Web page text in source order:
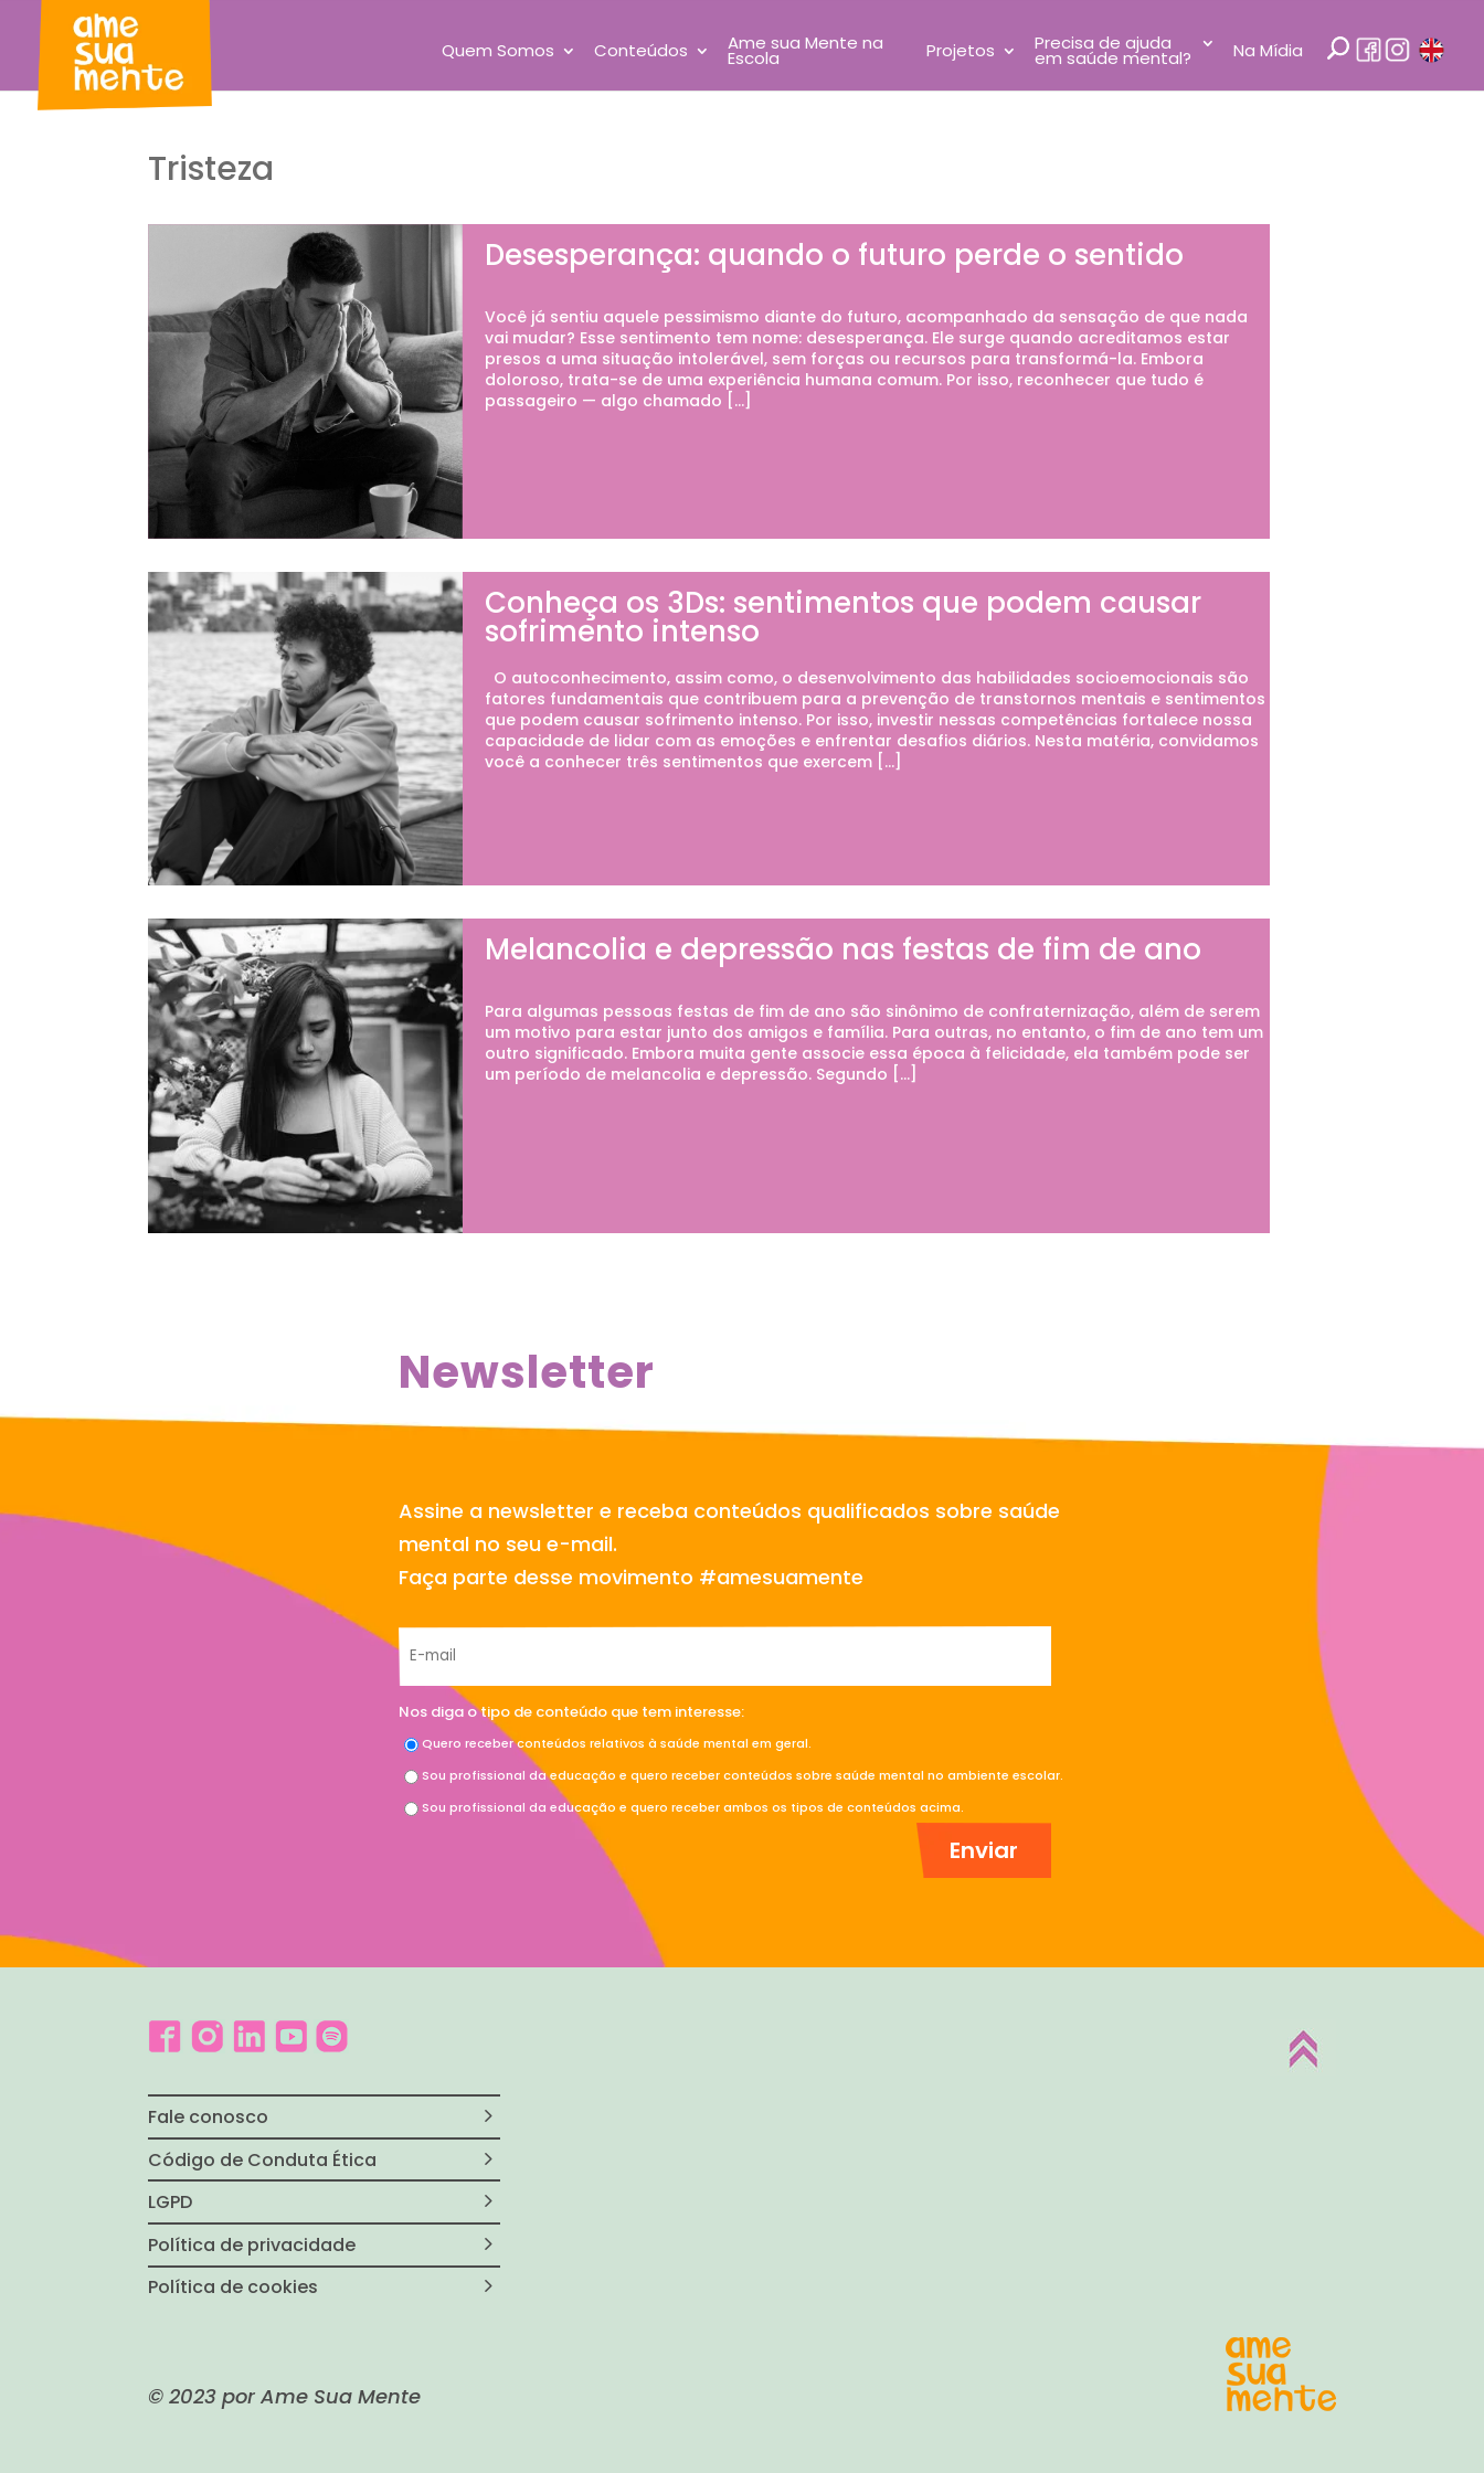
Quem Somos Conteúdos Ame sua Mente na
Escola Projetos Precisa de ajuda
em saúde mental? Na Mídia
Tristeza
Desesperança: quando o futuro perde o sentido
Você já sentiu aquele pessimismo diante do futuro, acompanhado da sensação de que nada
vai mudar? Esse sentimento tem nome: desesperança. Ele surge quando acreditamos estar
presos a uma situação intolerável, sem forças ou recursos para transformá-la. Embora
doloroso, trata-se de uma experiência humana comum. Por isso, reconhecer que tudo é
passageiro — algo chamado […]
Conheça os 3Ds: sentimentos que podem causar
sofrimento intenso
O autoconhecimento, assim como, o desenvolvimento das habilidades socioemocionais são
fatores fundamentais que contribuem para a prevenção de transtornos mentais e sentimentos
que podem causar sofrimento intenso. Por isso, investir nessas competências fortalece nossa
capacidade de lidar com as emoções e enfrentar desafios diários. Nesta matéria, convidamos
você a conhecer três sentimentos que exercem […]
Melancolia e depressão nas festas de fim de ano
Para algumas pessoas festas de fim de ano são sinônimo de confraternização, além de serem
um motivo para estar junto dos amigos e família. Para outras, no entanto, o fim de ano tem um
outro significado. Embora muita gente associe essa época à felicidade, ela também pode ser
um período de melancolia e depressão. Segundo […]
Newsletter
Assine a newsletter e receba conteúdos qualificados sobre saúde
mental no seu e-mail.
Faça parte desse movimento #amesuamente
Nos diga o tipo de conteúdo que tem interesse:
Quero receber conteúdos relativos à saúde mental em geral.
Sou profissional da educação e quero receber conteúdos sobre saúde mental no ambiente escolar.
Sou profissional da educação e quero receber ambos os tipos de conteúdos acima.
Fale conosco
Código de Conduta Ética
LGPD
Política de privacidade
Política de cookies
© 2023 por Ame Sua Mente